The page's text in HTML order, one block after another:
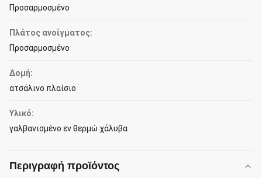
Προσαρμοσμένο
Πλάτος ανοίγματος:
Προσαρμοσμένο
Δομή:
ατσάλινο πλαίσιο
Υλικό:
γαλβανισμένο εν θερμώ χάλυβα
Περιγραφή προϊόντος